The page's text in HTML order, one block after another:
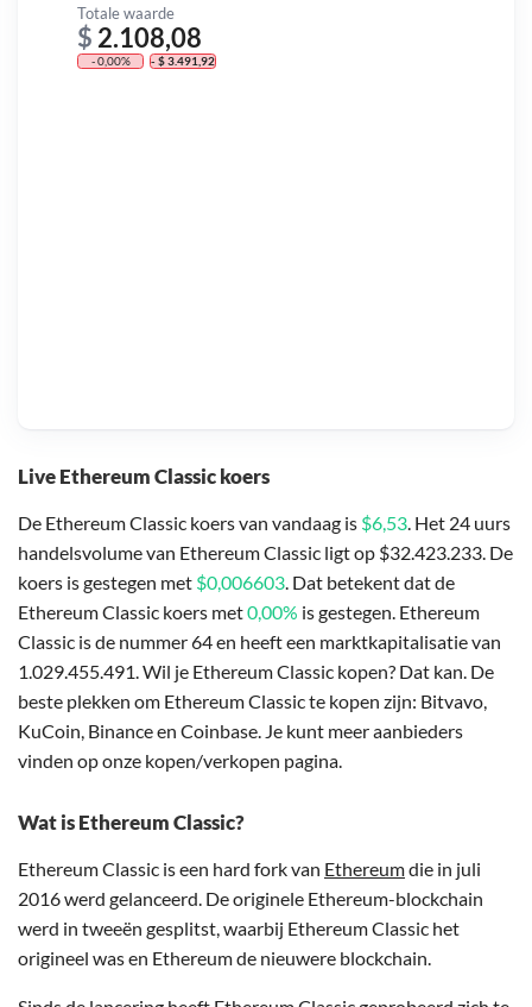
Live Ethereum Classic koers
De Ethereum Classic koers van vandaag is $6,53. Het 24 uurs
handelsvolume van Ethereum Classic ligt op $32.423.233. De
koers is gestegen met $0,006603. Dat betekent dat de
Ethereum Classic koers met0,00% is gestegen. Ethereum
Classic is de nummer 64 en heeft een marktkapitalisatie van
1.029.455.491. Wil je Ethereum Classic kopen? Dat kan. De
beste plekken om Ethereum Classic te kopen zijn: Bitvavo,
KuCoin, Binance en Coinbase. Je kunt meer aanbieders
vinden op onze kopen/verkopen pagina.
Totale waarde
$ 2.108,08
- 0,00% - $ 3.491,92
Wat is Ethereum Classic?
Ethereum Classic is een hard fork van Ethereumdie in juli
2016 werd gelanceerd. De originele Ethereum-blockchain
werd in tweeën gesplitst, waarbij Ethereum Classic het
origineel was en Ethereum de nieuwere blockchain.